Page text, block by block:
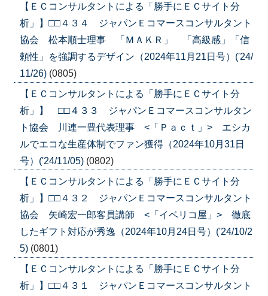
【ＥＣコンサルタントによる「勝手にＥＣサイト分
析」】□□４３４ ジャパンＥコマースコンサルタント
協会 松本順士理事 「ＭＡＫＲ」 「高級感」「信
頼性」を強調するデザイン（2024年11月21日号）('24/
11/26) (0805)
【ＥＣコンサルタントによる「勝手にＥＣサイト分
析」】 □□４３３ ジャパンＥコマースコンサルタン
ト協会 川連一豊代表理事 <「Ｐａｃｔ」> エシカ
ルでエコな生産体制でファン獲得（2024年10月31日
号）('24/11/05) (0802)
【ＥＣコンサルタントによる「勝手にＥＣサイト分
析」】□□４３２ ジャパンＥコマースコンサルタント
協会 矢崎宏一郎客員講師 <「イベリコ屋」> 徹底
したギフト対応が秀逸（2024年10月24日号）('24/10/2
5) (0801)
【ＥＣコンサルタントによる「勝手にＥＣサイト分
析」】□□４３１ ジャパンＥコマースコンサルタント